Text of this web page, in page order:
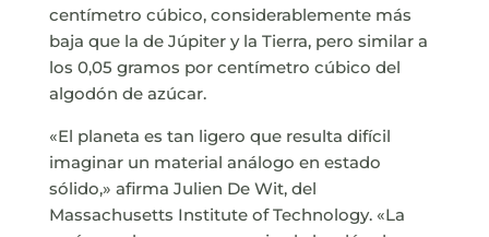
centímetro cúbico, considerablemente más
baja que la de Júpiter y la Tierra, pero similar a
los 0,05 gramos por centímetro cúbico del
algodón de azúcar.
«El planeta es tan ligero que resulta difícil
imaginar un material análogo en estado
sólido,» afirma Julien De Wit, del
Massachusetts Institute of Technology. «La